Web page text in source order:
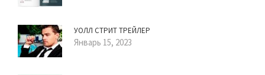
УОЛЛ СТРИТ ТРЕЙЛЕР
Январь 15, 2023